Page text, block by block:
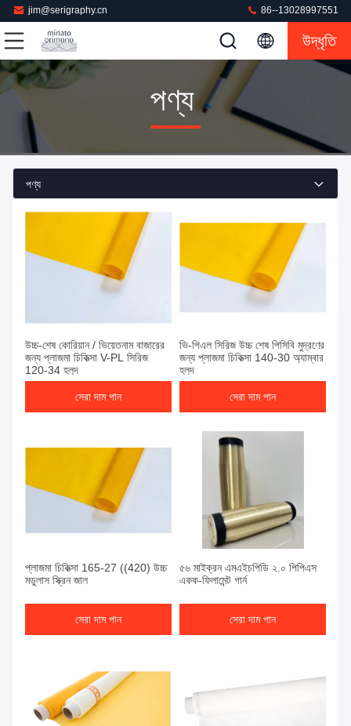
jim@serigraphy.cn 86--13028997551
উদ্ধৃতি
পণ্য
পণ্য
উচ্চ-শেষ কোরিয়ান / ভিয়েতনাম বাজারের
জন্য প্লাজমা চিকিত্সা V-PL সিরিজ
120-34 হলুদ
সেরা দাম পান
ভি-পিএল সিরিজ উচ্চ শেষ পিসিবি মুদ্রণের
জন্য প্লাজমা চিকিত্সা 140-30 অ্যাম্বার
হলুদ
সেরা দাম পান
প্লাজমা চিকিত্সা 165-27 ((420) উচ্চ
মডুলাস স্ক্রিন জাল
সেরা দাম পান
৫৬ মাইক্রন এমএইচপিডি ২.০ পিপিএস
একক-ফিলামেন্ট গার্ন
সেরা দাম পান